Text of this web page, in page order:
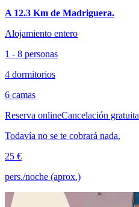
A 12.3 Km de Madriguera.
Alojamiento entero
1 - 8 personas
4 dormitorios
6 camas
Reserva onlineCancelación gratuita
Todavía no se te cobrará nada.
25 €
pers./noche (aprox.)